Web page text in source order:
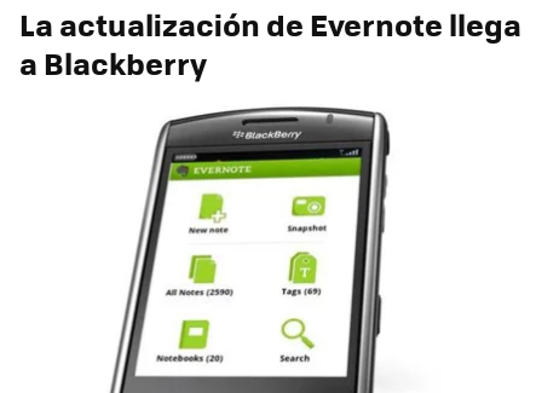
La actualización de Evernote llega
a Blackberry